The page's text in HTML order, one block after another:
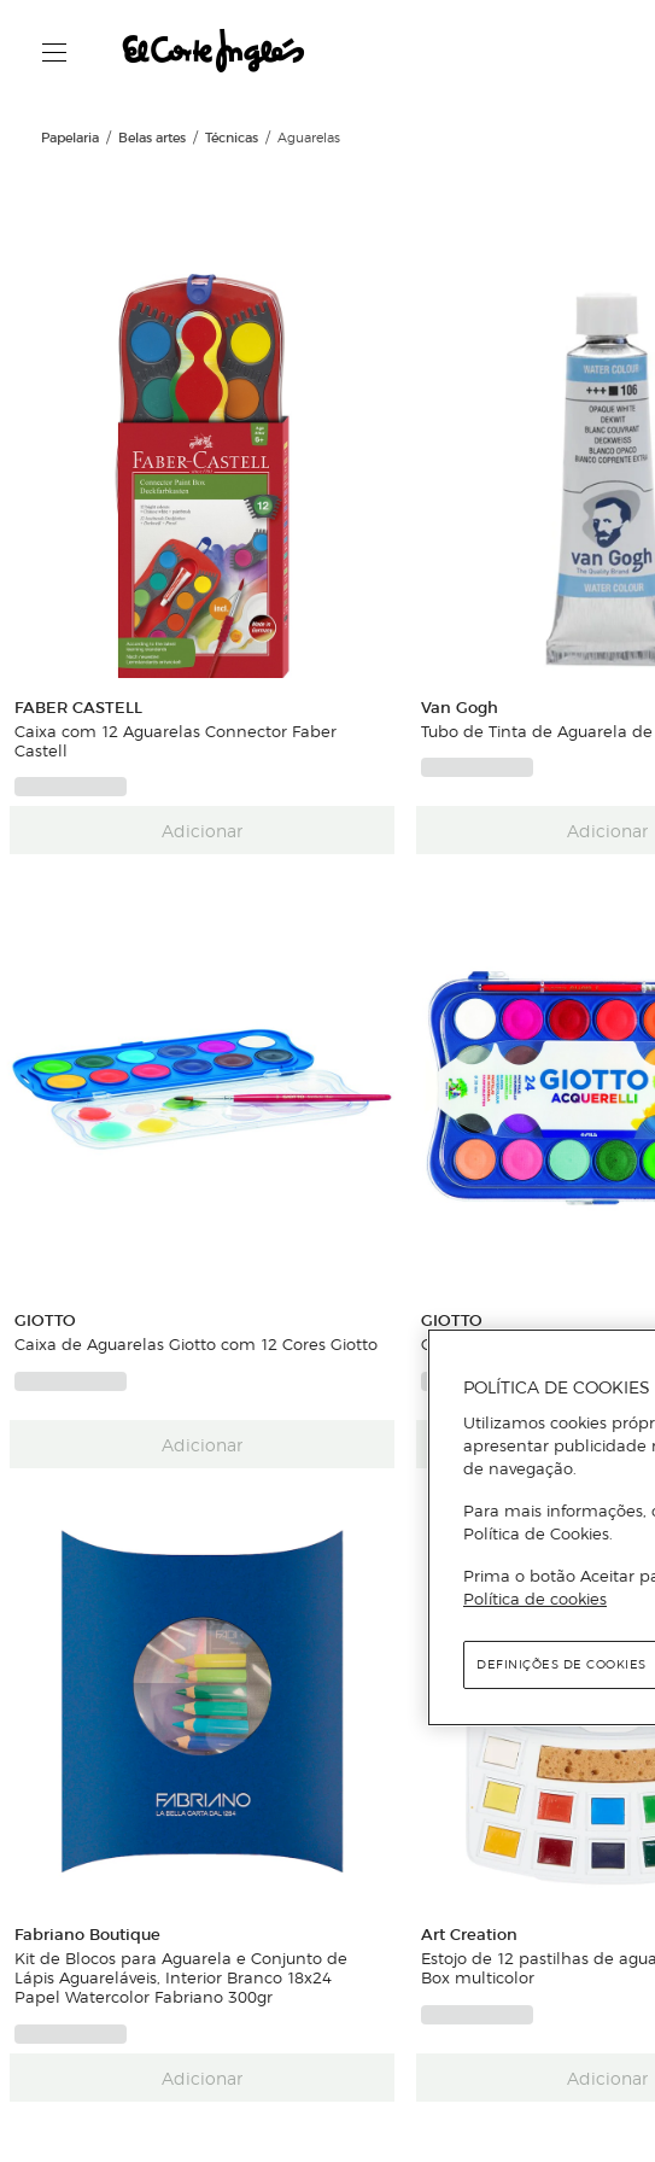
Papelaria Belas artes Técnicas Aguarelas
FABER CASTELL
Caixa com 12 Aguarelas Connector Faber
Castell
Adicionar
Van Gogh
Tubo de Tinta de Aguarela
Adicionar
GIOTTO
Caixa de Aguarelas Giotto com 12 Cores Giotto
Adicionar
GIOTTO
Caixa de Aguarelas com 24
Adicionar
Fabriano Boutique
Kit de Blocos para Aguarela e Conjunto de
Lápis Aguareláveis, Interior Branco 18x24
Papel Watercolor Fabriano 300gr
Adicionar
Art Creation
Estojo de 12 pastilhas de
Box multicolor
Adicionar
POLÍTICA DE COOKIES
Utilizamos cookies
apresentar publicidade
de navegação.
Para mais informações,
Política de Cookies.
Prima o botão Aceitar
Política de cookies
DEFINIÇÕES DE COOKIES